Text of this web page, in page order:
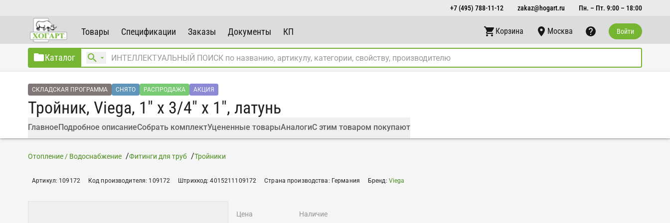
+7 (495) 788-11-12 zakaz@hogart.ru Пн. – Пт. 9:00 – 18:00
Товары Спецификации Заказы Документы КП Корзина Москва Войти
Каталог
СКЛАДСКАЯ ПРОГРАММА СНЯТО РАСПРОДАЖА АКЦИЯ
Тройник, Viega, 1" х 3/4" x 1", латунь
ГлавноеПодробное описаниеСобрать комплектУцененные товарыАналогиС этим товаром покупают
Отопление / Водоснабжение Фитинги для труб Тройники
Артикул: 109172 Код производителя: 109172 Штрихкод:4015211109172 Страна производства: Германия Бренд: Viega
цена наличие